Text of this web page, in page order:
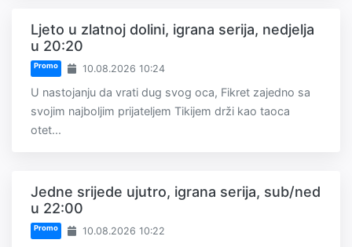
Ljeto u zlatnoj dolini, igrana serija, nedjelja
u 20:20
Promo 10.08.2026 10:24
U nastojanju da vrati dug svog oca, Fikret zajedno sa
svojim najboljim prijateljem Tikijem drži kao taoca
otet...
Jedne srijede ujutro, igrana serija, sub/ned
u 22:00
Promo 10.08.2026 10:22